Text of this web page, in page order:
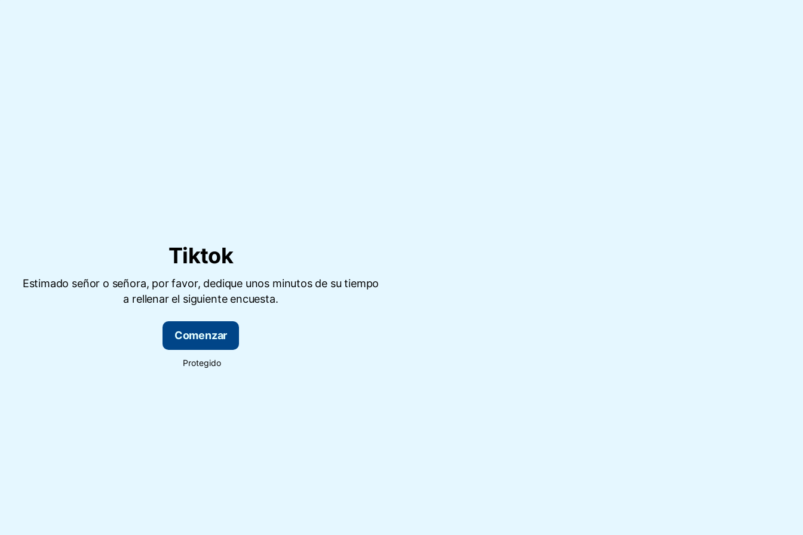
Tiktok
Estimado señor o señora, por favor, dedique unos minutos de su tiempo
a rellenar el siguiente encuesta.
Comenzar
Protegido